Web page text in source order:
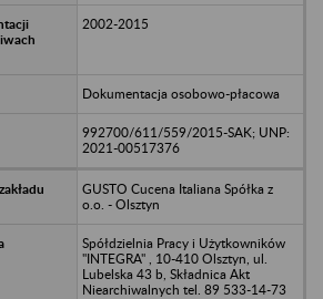
2002-2015
Dokumentacja osobowo-płacowa
992700/611/559/2015-SAK; UNP:
2021-00517376
GUSTO Cucena Italiana Spółka z
o.o. - Olsztyn
Spółdzielnia Pracy i Użytkowników
"INTEGRA" , 10-410 Olsztyn, ul.
Lubelska 43 b, Składnica Akt
Niearchiwalnych tel. 89 533-14-73